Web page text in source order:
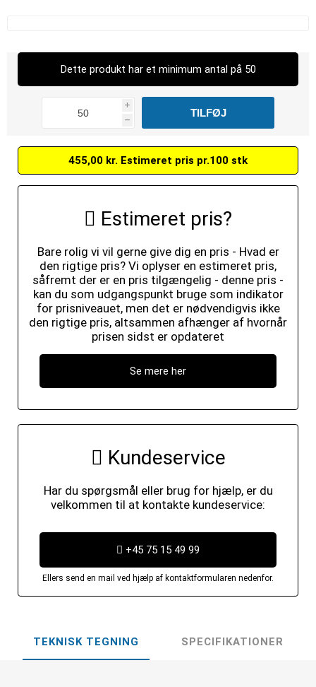
Dette produkt har et minimum antal på 50
i
h
455,00 kr. Estimeret pris pr.100 stk
Estimeret pris?
Bare rolig vi vil gerne give dig en pris - Hvad er
den rigtige pris? Vi oplyser en estimeret pris,
såfremt der er en pris tilgængelig - denne pris -
kan du som udgangspunkt bruge som indikator
for prisniveauet, men det er nødvendigvis ikke
den rigtige pris, altsammen afhænger af hvornår
prisen sidst er opdateret
Se mere her
Kundeservice
Har du spørgsmål eller brug for hjælp, er du
velkommen til at kontakte kundeservice:
+45 75 15 49 99
Ellers send en mail ved hjælp af kontaktformularen nedenfor.
TEKNISK TEGNING SPECIFIKATIONER